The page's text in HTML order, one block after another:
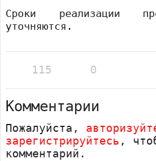
Сроки реализации
уточняются.
115 0
Комментарии
Пожалуйста,
зарегистрируйтесь ,
комментарий.